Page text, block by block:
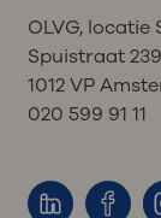
OLVG,
Spuistraat
1012 VP
020 599 91 11